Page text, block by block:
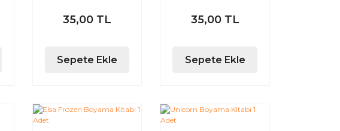
35,00 TL
Sepete Ekle
35,00 TL
Sepete Ekle